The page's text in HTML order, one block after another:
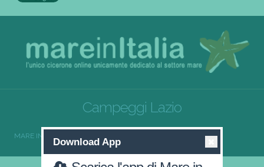
Campeggi Lazio
MARE IN ITALIA
Download App